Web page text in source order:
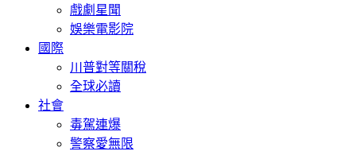
戲劇星聞
娛樂電影院
國際
川普對等關稅
全球必讀
社會
毒駕連爆
警察愛無限